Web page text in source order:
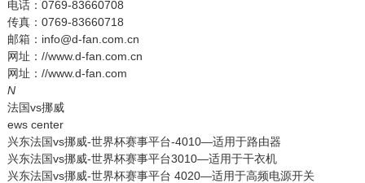
电话：0769-83660708
传真：0769-83660718
邮箱：info@d-fan.com.cn
网址：//www.d-fan.com.cn
网址：//www.d-fan.com
N
法国vs挪威
ews center
兴东法国vs挪威-世界杯赛事平台-4010—适用于路由器
兴东法国vs挪威-世界杯赛事平台3010—适用于干衣机
兴东法国vs挪威-世界杯赛事平台 4020—适用于高频电源开关